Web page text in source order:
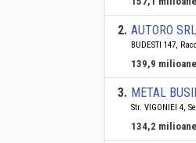
2. AUTORO SRL
BUDESTI 147,
139,9
3. METAL
Str. VIGONIEI 4,
134,2